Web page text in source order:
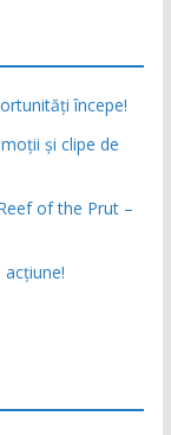
începe!
și clipe de
of the Prut –